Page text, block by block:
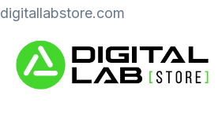
digitallabstore.com
contenido